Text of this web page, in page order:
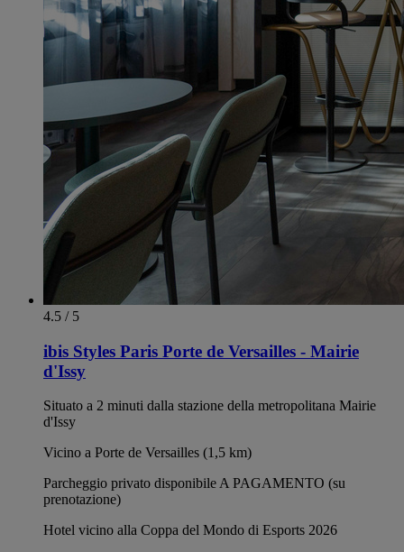
4.5 / 5
ibis Styles Paris Porte de Versailles - Mairie
d'Issy
Situato a 2 minuti dalla stazione della metropolitana Mairie
d'Issy
Vicino a Porte de Versailles (1,5 km)
Parcheggio privato disponibile A PAGAMENTO (su
prenotazione)
Hotel vicino alla Coppa del Mondo di Esports 2026